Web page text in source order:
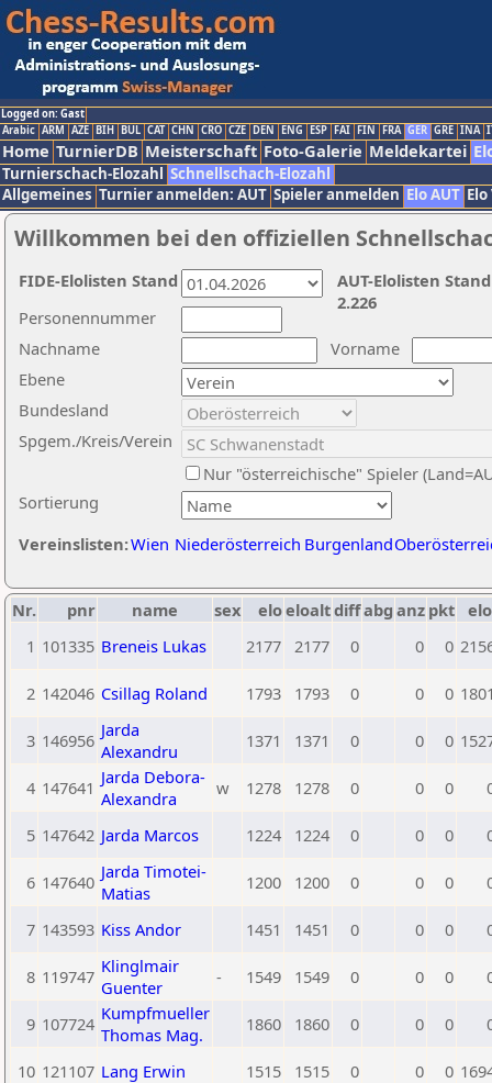
Logged on: Gast
Arabic ARM AZE BIH BUL CAT CHN CRO CZE DEN ENG ESP FAI FIN FRA GER GRE INA
Home TurnierDB Meisterschaft Foto-Galerie Meldekartei
Turnierschach-Elozahl Schnellschach-Elozahl
Allgemeines Turnier anmelden: AUT Spieler anmelden Elo AUT
Willkommen bei den offiziellen
Nachname
Vorname
Ebene
Sortierung
Personennummer
Bundesland
Spgem./Kreis/Verein
Nur "österreichische" Spieler
Vereinslisten:Wien Niederösterreich Burgenland
AUT-Elolisten
2.226
FIDE-Elolisten Stand
Nr. pnr name sex eloeloaltdiffabg anz pkt
1 101335 Breneis Lukas 2177 2177 0 0 0
2 142046 Csillag Roland 1793 1793 0 0 0
3 146956 Jarda
Alexandru
1371 1371 0 0 0
4 147641 Jarda Debora-
Alexandra
w 1278 1278 0 0 0
5 147642 Jarda Marcos 1224 1224 0 0 0
6 147640 Jarda Timotei-
Matias
1200 1200 0 0 0
7 143593 Kiss Andor 1451 1451 0 0 0
8 119747 Klinglmair
Guenter
- 1549 1549 0 0 0
9 107724 Kumpfmueller
Thomas Mag.
1860 1860 0 0 0
10 121107 Lang Erwin 1515 1515 0 0 0